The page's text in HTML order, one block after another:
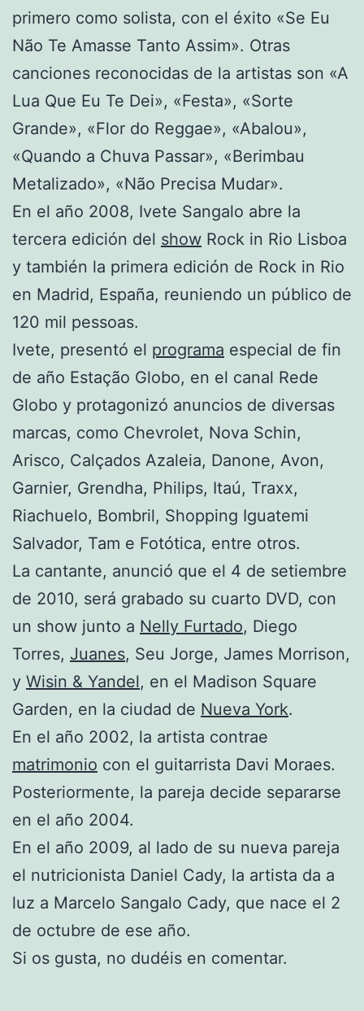
primero como solista, con el éxito «Se Eu
Não Te Amasse Tanto Assim». Otras
canciones reconocidas de la artistas son «A
Lua Que Eu Te Dei», «Festa», «Sorte
Grande», «Flor do Reggae», «Abalou»,
«Quando a Chuva Passar», «Berimbau
Metalizado», «Não Precisa Mudar».
En el año 2008, Ivete Sangalo abre la
tercera edición del show Rock in Rio Lisboa
y también la primera edición de Rock in Rio
en Madrid, España, reuniendo un público de
120 mil pessoas.
Ivete, presentó el programa especial de fin
de año Estação Globo, en el canal Rede
Globo y protagonizó anuncios de diversas
marcas, como Chevrolet, Nova Schin,
Arisco, Calçados Azaleia, Danone, Avon,
Garnier, Grendha, Philips, Itaú, Traxx,
Riachuelo, Bombril, Shopping Iguatemi
Salvador, Tam e Fotótica, entre otros.
La cantante, anunció que el 4 de setiembre
de 2010, será grabado su cuarto DVD, con
un show junto a Nelly Furtado, Diego
Torres, Juanes, Seu Jorge, James Morrison,
y Wisin & Yandel, en el Madison Square
Garden, en la ciudad de Nueva York.
En el año 2002, la artista contrae
matrimonio con el guitarrista Davi Moraes.
Posteriormente, la pareja decide separarse
en el año 2004.
En el año 2009, al lado de su nueva pareja
el nutricionista Daniel Cady, la artista da a
luz a Marcelo Sangalo Cady, que nace el 2
de octubre de ese año.
Si os gusta, no dudéis en comentar.